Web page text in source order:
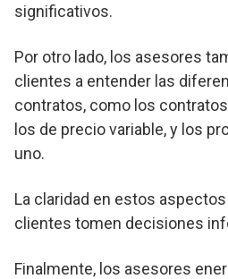
significativos.
Por otro lado, los asesores
clientes a entender las
contratos, como los
los de precio variable, y los
uno.
La claridad en estos
clientes tomen decisiones
Finalmente, los asesores